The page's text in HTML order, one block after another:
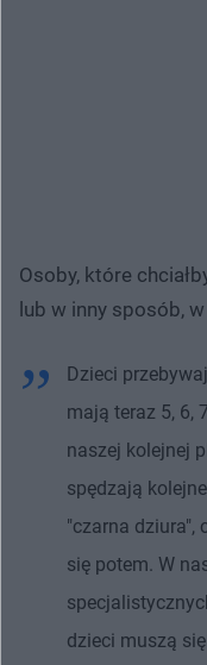
Osoby, które
lub w inny sposób,
Dzieci
mają teraz 5, 6,
naszej kolejnej
spędzają
"czarna dziura",
się potem. W
dzieci muszą